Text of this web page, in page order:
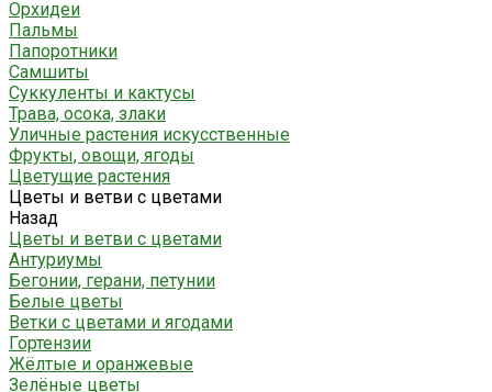
Орхидеи
Пальмы
Папоротники
Самшиты
Суккуленты и кактусы
Трава, осока, злаки
Уличные растения искусственные
Фрукты, овощи, ягоды
Цветущие растения
Цветы и ветви с цветами
Назад
Цветы и ветви с цветами
Антуриумы
Бегонии, герани, петунии
Белые цветы
Ветки с цветами и ягодами
Гортензии
Жёлтые и оранжевые
Зелёные цветы